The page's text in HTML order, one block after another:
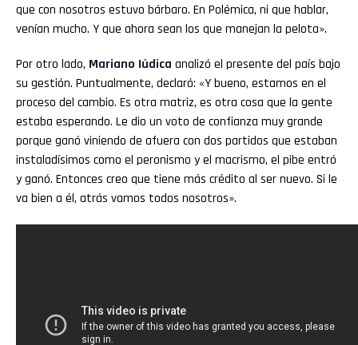
que con nosotros estuvo bárbaro. En Polémica, ni que hablar,
venían mucho. Y que ahora sean los que manejan la pelota».
Por otro lado, Mariano Iúdica analizó el presente del país bajo
su gestión. Puntualmente, declaró: «Y bueno, estamos en el
proceso del cambio. Es otra matriz, es otra cosa que la gente
estaba esperando. Le dio un voto de confianza muy grande
porque ganó viniendo de afuera con dos partidos que estaban
instaladísimos como el peronismo y el macrismo, el pibe entró
y ganó. Entonces creo que tiene más crédito al ser nuevo. Si le
va bien a él, atrás vamos todos nosotros».